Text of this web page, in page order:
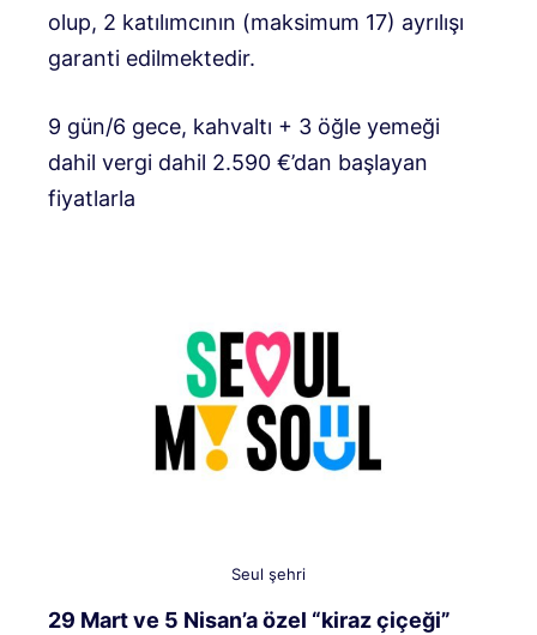
olup, 2 katılımcının (maksimum 17) ayrılışı
garanti edilmektedir.
9 gün/6 gece, kahvaltı + 3 öğle yemeği
dahil vergi dahil 2.590 €’dan başlayan
fiyatlarla
Seul şehri
29 Mart ve 5 Nisan’a özel “kiraz çiçeği”